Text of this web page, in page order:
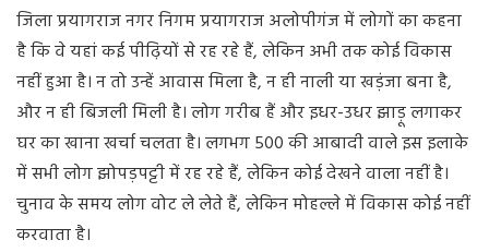
जिला प्रयागराज नगर निगम प्रयागराज अलोपीगंज में लोगों का कहना
है कि वे यहां कई पीढ़ियों से रह रहे हैं, लेकिन अभी तक कोई विकास
नहीं हुआ है। न तो उन्हें आवास मिला है, न ही नाली या खड़ंजा बना है,
और न ही बिजली मिली है। लोग गरीब हैं और इधर-उधर झाड़ू लगाकर
घर का खाना खर्चा चलता है। लगभग 500 की आबादी वाले इस इलाके
में सभी लोग झोपड़पट्टी में रह रहे हैं, लेकिन कोई देखने वाला नहीं है।
चुनाव के समय लोग वोट ले लेते हैं, लेकिन मोहल्ले में विकास कोई नहीं
करवाता है।